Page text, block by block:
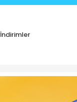
İndirimler